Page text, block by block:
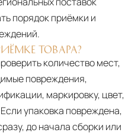
порядок приёмки и
ТОВАРА?
количество мест,
повреждения,
маркировку, цвет,
упаковка повреждена,
до начала сборки или